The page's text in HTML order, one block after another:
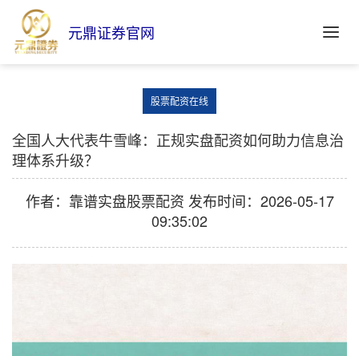
元鼎证券官网
股票配资在线
全国人大代表牛雪峰：正规实盘配资如何助力信息治
理体系升级？
作者：靠谱实盘股票配资 发布时间：2026-05-17
09:35:02